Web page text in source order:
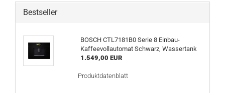
Bestseller
BOSCH CTL7181B0 Serie 8 Einbau-
Kaffeevollautomat Schwarz, Wassertank
1.549,00 EUR
Produktdatenblatt